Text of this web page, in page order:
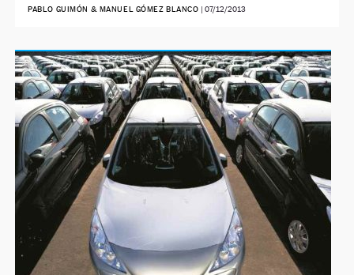
PABLO GUIMÓN & MANUEL GÓMEZ BLANCO | 07/12/2013